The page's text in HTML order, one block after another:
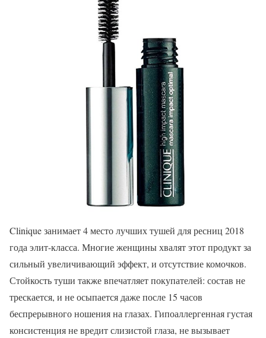
Clinique занимает 4 место лучших тушей для ресниц 2018
года элит-класса. Многие женщины хвалят этот продукт за
сильный увеличивающий эффект, и отсутствие комочков.
Стойкость туши также впечатляет покупателей: состав не
трескается, и не осыпается даже после 15 часов
беспрерывного ношения на глазах. Гипоаллергенная густая
консистенция не вредит слизистой глаза, не вызывает